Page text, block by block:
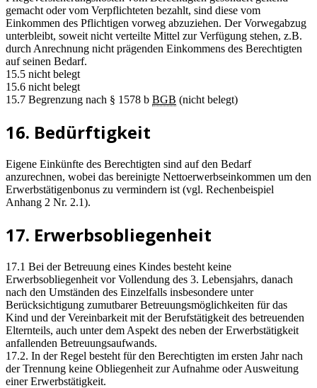
gemacht oder vom Verpflichteten bezahlt, sind diese vom
Einkommen des Pflichtigen vorweg abzuziehen. Der Vorwegabzug
unterbleibt, soweit nicht verteilte Mittel zur Verfügung stehen, z.B.
durch Anrechnung nicht prägenden Einkommens des Berechtigten
auf seinen Bedarf.
15.5 nicht belegt
15.6 nicht belegt
15.7 Begrenzung nach § 1578 b BGB (nicht belegt)
16. Bedürftigkeit
Eigene Einkünfte des Berechtigten sind auf den Bedarf
anzurechnen, wobei das bereinigte Nettoerwerbseinkommen um den
Erwerbstätigenbonus zu vermindern ist (vgl. Rechenbeispiel
Anhang 2 Nr. 2.1).
17. Erwerbsobliegenheit
17.1 Bei der Betreuung eines Kindes besteht keine
Erwerbsobliegenheit vor Vollendung des 3. Lebensjahrs, danach
nach den Umständen des Einzelfalls insbesondere unter
Berücksichtigung zumutbarer Betreuungsmöglichkeiten für das
Kind und der Vereinbarkeit mit der Berufstätigkeit des betreuenden
Elternteils, auch unter dem Aspekt des neben der Erwerbstätigkeit
anfallenden Betreuungsaufwands.
17.2. In der Regel besteht für den Berechtigten im ersten Jahr nach
der Trennung keine Obliegenheit zur Aufnahme oder Ausweitung
einer Erwerbstätigkeit.